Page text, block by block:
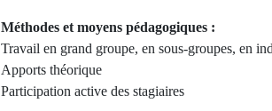
Méthodes et moyens pédagogiques :
Travail en grand groupe, en sous-groupes, en
Apports théorique
Participation active des stagiaires